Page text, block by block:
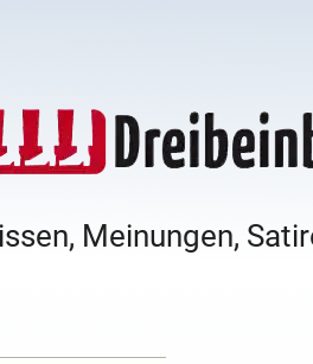
Meinungen,